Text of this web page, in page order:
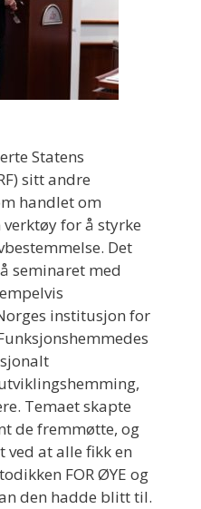
Statens
sitt andre
handlet om
for å styrke
Det
seminaret med
institusjon for
Temaet skapte
de fremmøtte, og
ved at alle fikk en
FOR ØYE og
den hadde blitt til.